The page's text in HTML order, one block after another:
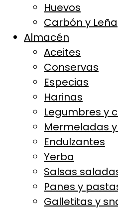
Huevos
Carbón y Leña
Almacén
Aceites
Conservas
Especias
Harinas
Legumbres y
Mermeladas
Endulzantes
Yerba
Salsas
Panes y
Galletitas y